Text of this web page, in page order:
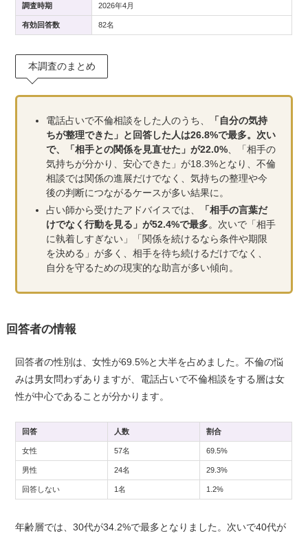
調査時期 2026年4月
有効回答数 82名
本調査のまとめ
電話占いで不倫相談をした人のうち、
「自分の気持
ちが整理できた」と回答した人は26.8%で最多。次い
で、「相手との関係を見直せた」が22.0%、「相手の
気持ちが分かり、安心できた」が18.3%となり、不倫
相談では関係の進展だけでなく、気持ちの整理や今
後の判断につながるケースが多い結果に。
占い師から受けたアドバイスでは、
「相手の言葉だ
けでなく行動を見る」が52.4%で最多。次いで「相手
に執着しすぎない」「関係を続けるなら条件や期限
を決める」が多く、相手を待ち続けるだけでなく、
自分を守るための現実的な助言が多い傾向。
回答者の情報
回答者の性別は、女性が69.5%と大半を占めました。不倫の悩
みは男女問わずありますが、電話占いで不倫相談をする層は女
性が中心であることが分かります。
回答 人数 割合
女性 57名 69.5%
男性 24名 29.3%
回答しない 1名 1.2%
年齢層では、30代が34.2%で最多となりました。次いで40代が